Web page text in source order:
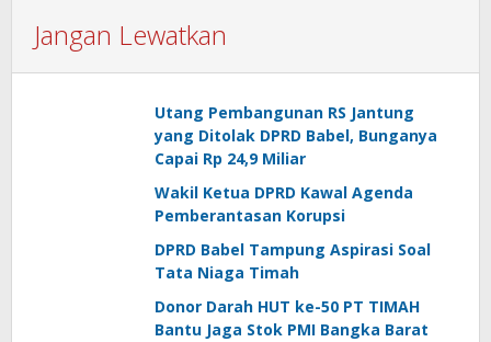
Jangan Lewatkan
Utang Pembangunan RS Jantung
yang Ditolak DPRD Babel, Bunganya
Capai Rp 24,9 Miliar
Wakil Ketua DPRD Kawal Agenda
Pemberantasan Korupsi
DPRD Babel Tampung Aspirasi Soal
Tata Niaga Timah
Donor Darah HUT ke-50 PT TIMAH
Bantu Jaga Stok PMI Bangka Barat